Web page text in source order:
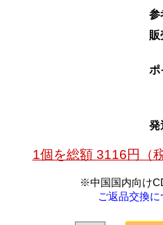
参
販
ポ
発
1個を総額 3116円（
※中国国内向け
ご返品交換